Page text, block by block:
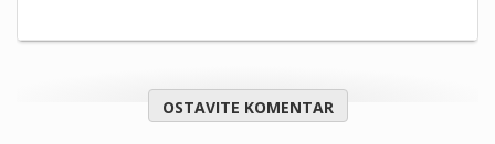
OSTAVITE KOMENTAR